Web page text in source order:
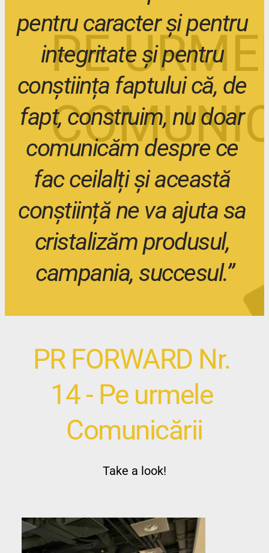
pentru caracter și pentru
integritate și pentru
conștiința faptului că, de
fapt, construim, nu doar
comunicăm despre ce
fac ceilalți și această
conștiință ne va ajuta sa
cristalizăm produsul,
campania, succesul.”
PR FORWARD Nr.
14 - Pe urmele
Comunicării
Take a look!